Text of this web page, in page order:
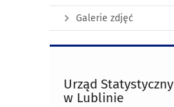
Galerie zdjęć
Urząd Statystyczny
w Lublinie